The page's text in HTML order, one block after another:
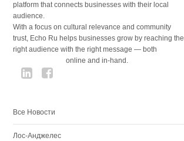
platform that connects businesses with their local
audience.
With a focus on cultural relevance and community
trust, Echo Ru helps businesses grow by reaching the
right audience with the right message — both
online and in-hand.
Все Новости
Лос-Анджелес